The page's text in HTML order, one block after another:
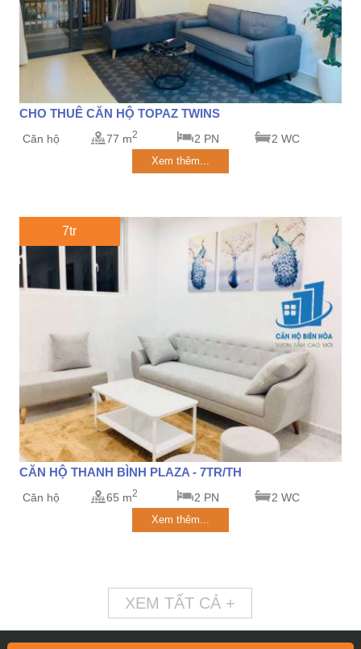
CHO THUÊ CĂN HỘ TOPAZ TWINS
Căn hộ 77 m2 2 PN 2 WC
Xem thêm...
7tr
CĂN HỘ THANH BÌNH PLAZA - 7TR/TH
Căn hộ 65 m2 2 PN 2 WC
Xem thêm...
XEM TẤT CẢ +